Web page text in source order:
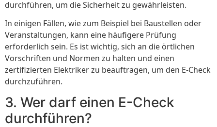
durchführen, um die Sicherheit zu gewährleisten.
In einigen Fällen, wie zum Beispiel bei Baustellen oder
Veranstaltungen, kann eine häufigere Prüfung
erforderlich sein. Es ist wichtig, sich an die örtlichen
Vorschriften und Normen zu halten und einen
zertifizierten Elektriker zu beauftragen, um den E-Check
durchzuführen.
3. Wer darf einen E-Check
durchführen?